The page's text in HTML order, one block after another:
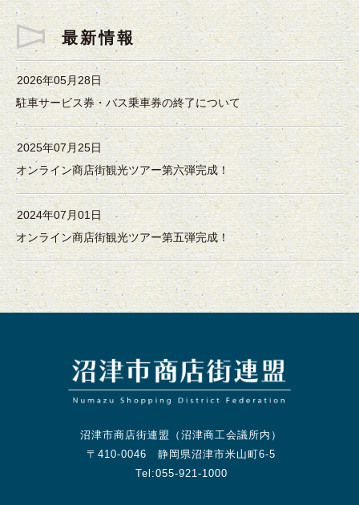
最新情報
2026年05月28日
駐車サービス券・バス乗車券の終了について
2025年07月25日
オンライン商店街観光ツアー第六弾完成！
2024年07月01日
オンライン商店街観光ツアー第五弾完成！
沼津市商店街連盟（沼津商工会議所内）
〒410-0046 静岡県沼津市米山町6-5
Tel:055-921-1000